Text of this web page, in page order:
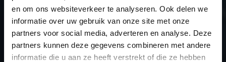
en om ons websiteverkeer te analyseren. Ook delen we
informatie over uw gebruik van onze site met onze
partners voor social media, adverteren en analyse. Deze
partners kunnen deze gegevens combineren met andere
informatie die u aan ze heeft verstrekt of die ze hebben
CDTi
BiTurbo 120pk
CDTi
140pk/340nm 160pk/380nm